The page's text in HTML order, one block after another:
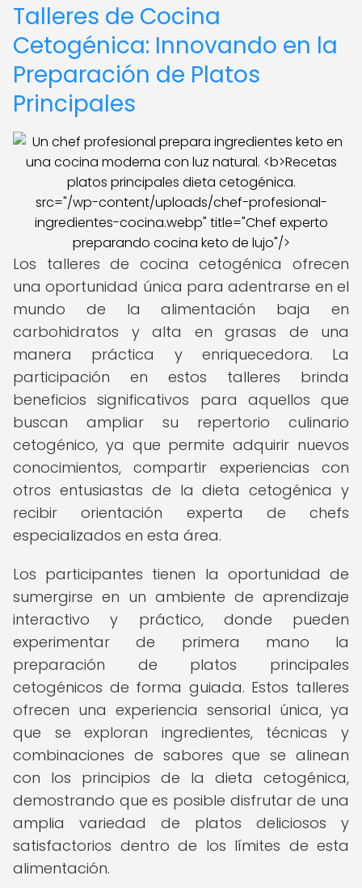
Talleres de Cocina
Cetogénica: Innovando en la
Preparación de Platos
Principales
src="/wp-content/uploads/chef-profesional-
ingredientes-cocina.webp" title="Chef experto
preparando cocina keto de lujo"/>
Los talleres de cocina cetogénica ofrecen
una oportunidad única para adentrarse en el
mundo de la alimentación baja en
carbohidratos y alta en grasas de una
manera práctica y enriquecedora. La
participación en estos talleres brinda
beneficios significativos para aquellos que
buscan ampliar su repertorio culinario
cetogénico, ya que permite adquirir nuevos
conocimientos, compartir experiencias con
otros entusiastas de la dieta cetogénica y
recibir orientación experta de chefs
especializados en esta área.
Los participantes tienen la oportunidad de
sumergirse en un ambiente de aprendizaje
interactivo y práctico, donde pueden
experimentar de primera mano la
preparación de platos principales
cetogénicos de forma guiada. Estos talleres
ofrecen una experiencia sensorial única, ya
que se exploran ingredientes, técnicas y
combinaciones de sabores que se alinean
con los principios de la dieta cetogénica,
demostrando que es posible disfrutar de una
amplia variedad de platos deliciosos y
satisfactorios dentro de los límites de esta
alimentación.